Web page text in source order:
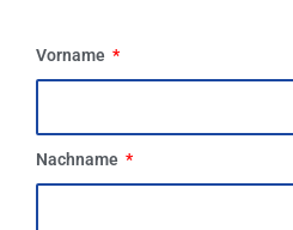
Vorname
Nachname